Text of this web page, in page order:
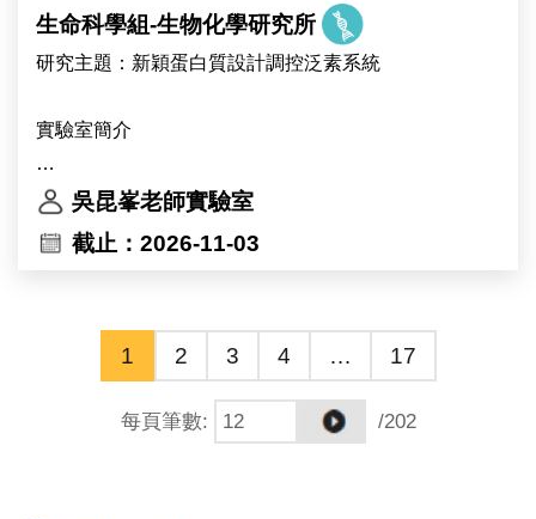
This research project will be conducted in
collaboration with the research groups of Dr. Ive De
生命科學組-生物化學研究所
研究主題：新穎蛋白質設計調控泛素系統
實驗室簡介
中央研究院生物化學研究所 吳昆峯博士研究團隊
（https://kpwulab.com/）以「蛋白質化學」為核心，研
素酶（DUB）等泛素化修飾系統。泛素與泛素類似修飾
系統的酵素本身即為近年最受關注的藥物標的家族之
吳昆峯老師實驗室
截止：2026-11-03
1 2 3 4 … 17
每頁筆數: /202